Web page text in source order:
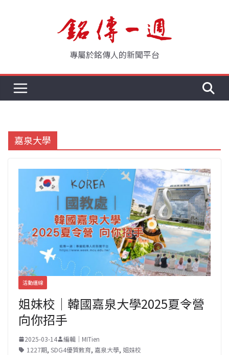
專屬於銘傳人的新聞平台
嘉泉大學
活動連線
姐妹校｜韓國嘉泉大學2025夏令營
向你招手
2025-03-14
編輯｜MITien
1227期, SDG4優質教育, 嘉泉大學, 姐妹校